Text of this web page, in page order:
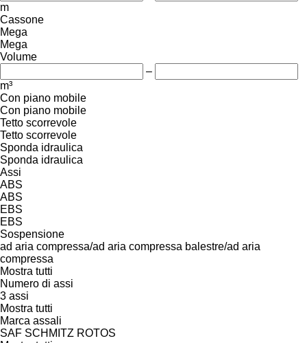
m
Cassone
Mega
Mega
Volume
–
m³
Con piano mobile
Con piano mobile
Tetto scorrevole
Tetto scorrevole
Sponda idraulica
Sponda idraulica
Assi
ABS
ABS
EBS
EBS
Sospensione
ad aria compressa/ad aria compressa balestre/ad aria
compressa
Mostra tutti
Numero di assi
3 assi
Mostra tutti
Marca assali
SAF SCHMITZ ROTOS